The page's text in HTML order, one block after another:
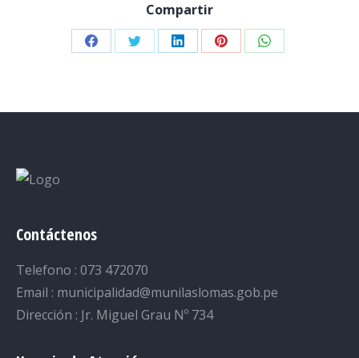
Compartir
Share Share Share Share Share
Contáctenos
Telefono : 073 472070
Email : municipalidad@munilaslomas.gob.pe
Dirección : Jr. Miguel Grau Nº 734